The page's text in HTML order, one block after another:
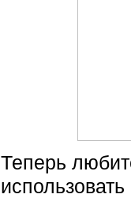
Теперь